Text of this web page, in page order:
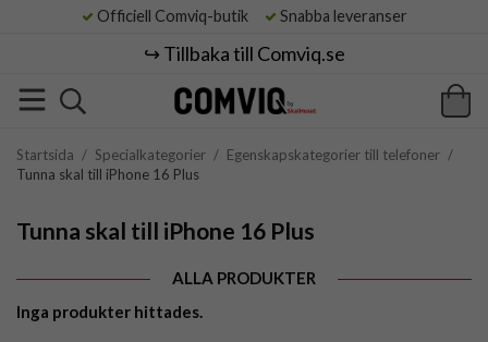
Officiell Comviq-butik Snabba leveranser
↪️ Tillbaka till Comviq.se
Startsida / Specialkategorier / Egenskapskategorier till telefoner /
Tunna skal till iPhone 16 Plus
Tunna skal till iPhone 16 Plus
ALLA PRODUKTER
Inga produkter hittades.